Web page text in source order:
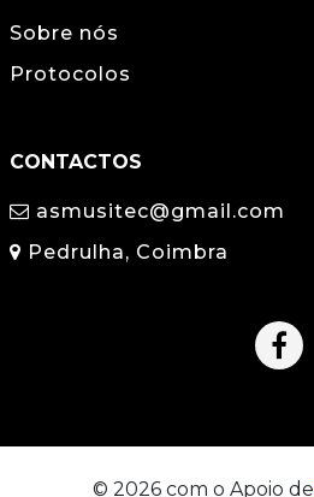
Sobre nós
Protocolos
CONTACTOS
asmusitec@gmail.com
Pedrulha, Coimbra
© 2026 com o Apoio de